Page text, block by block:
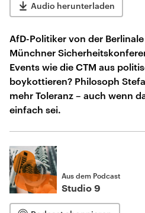
Audio herunterladen
AfD-Politiker von der
Münchner
Events wie die CTM aus
boykottieren? Philosoph
mehr Toleranz – auch wenn
einfach sei.
Aus dem Podcast
Studio 9